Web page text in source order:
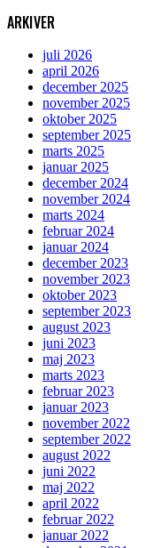
ARKIVER
juli 2026
april 2026
december 2025
november 2025
oktober 2025
september 2025
marts 2025
januar 2025
december 2024
november 2024
marts 2024
februar 2024
januar 2024
december 2023
november 2023
oktober 2023
september 2023
august 2023
juni 2023
maj 2023
marts 2023
februar 2023
januar 2023
november 2022
september 2022
august 2022
juni 2022
maj 2022
april 2022
februar 2022
januar 2022